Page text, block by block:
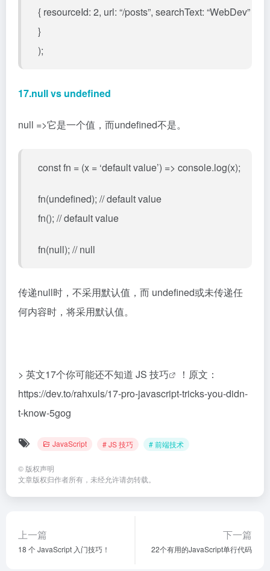
{ resourceId: 2, url: “/posts”, searchText: “WebDev”
}
);
17.null vs undefined
null =>它是一个值，而undefined不是。
const fn = (x = ‘default value’) => console.log(x);
fn(undefined); // default value
fn(); // default value
fn(null); // null
传递null时，不采用默认值，而 undefined或未传递任
何内容时，将采用默认值。
> 英文17个你可能还不知道 JS 技巧
！原文：
https://dev.to/rahxuls/17-pro-javascript-tricks-you-didn-
t-know-5gog
JavaScript # JS 技巧 # 前端技术
© 版权声明
文章版权归作者所有，未经允许请勿转载。
上一篇
18 个 JavaScript 入门技巧！
下一篇
22个有用的JavaScript单行代码